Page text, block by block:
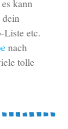
kann
dein
Liste etc.
nach
tolle